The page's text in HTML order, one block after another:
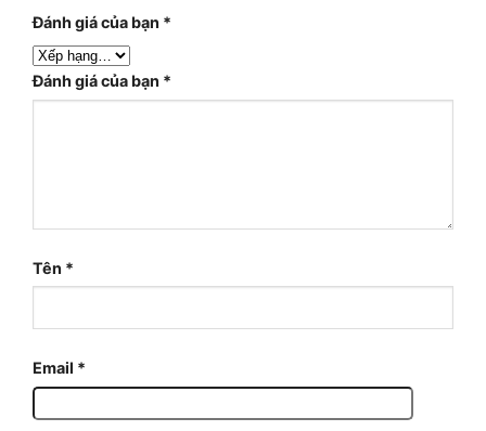
Đánh giá của bạn *
Đánh giá của bạn *
Tên *
Email *